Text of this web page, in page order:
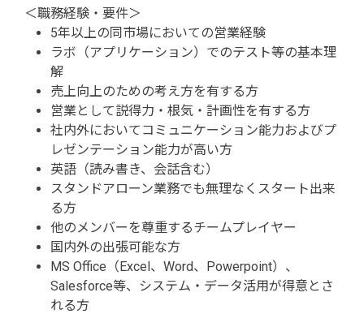
＜職務経験・要件＞
5年以上の同市場においての営業経験
ラボ（アプリケーション）でのテスト等の基本理
解
売上向上のための考え方を有する方
営業として説得力・根気・計画性を有する方
社内外においてコミュニケーション能力およびプ
レゼンテーション能力が高い方
英語（読み書き、会話含む）
スタンドアローン業務でも無理なくスタート出来
る方
他のメンバーを尊重するチームプレイヤー
国内外の出張可能な方
MS Office（Excel、Word、Powerpoint）、
Salesforce等、システム・データ活用が得意とさ
れる方